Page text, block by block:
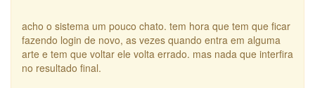
acho o sistema um pouco chato. tem hora que tem que ficar
fazendo login de novo, as vezes quando entra em alguma
arte e tem que voltar ele volta errado. mas nada que interfira
no resultado final.